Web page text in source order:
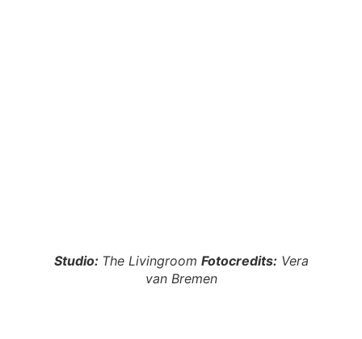
Studio: The Livingroom Fotocredits: Vera
van Bremen